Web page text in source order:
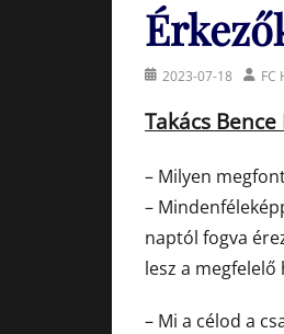
Posted2023-07-18 Author
FC
Takács
– Milyen
–
naptól fogva
lesz a
– Mi a célod a